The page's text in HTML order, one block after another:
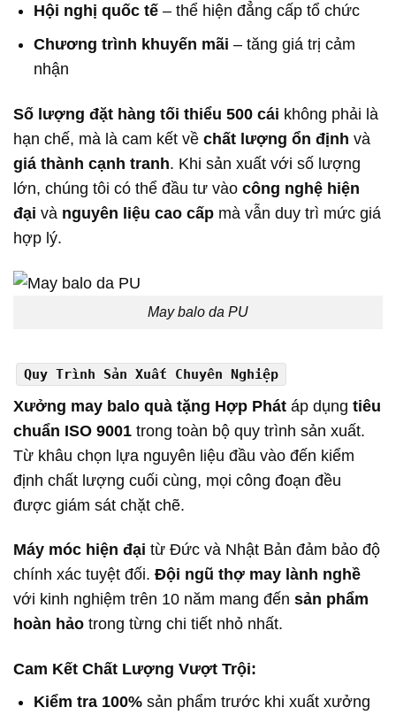
Hội nghị quốc tế– thể hiện đẳng cấp tổ chức
Chương trình khuyến mãi – tăng giá trị cảm
nhận
Số lượng đặt hàng tối thiểu 500 cái không phải là
hạn chế, mà là cam kết về chất lượng ổn định và
giá thành cạnh tranh. Khi sản xuất với số lượng
lớn, chúng tôi có thể đầu tư vào công nghệ hiện
đại và nguyên liệu cao cấp mà vẫn duy trì mức giá
hợp lý.
May balo da PU
Quy Trình Sản Xuất Chuyên Nghiệp
Xưởng may balo quà tặng Hợp Phát áp dụng tiêu
chuẩn ISO 9001 trong toàn bộ quy trình sản xuất.
Từ khâu chọn lựa nguyên liệu đầu vào đến kiểm
định chất lượng cuối cùng, mọi công đoạn đều
được giám sát chặt chẽ.
Máy móc hiện đại từ Đức và Nhật Bản đảm bảo độ
chính xác tuyệt đối. Đội ngũ thợ may lành nghề
với kinh nghiệm trên 10 năm mang đến sản phẩm
hoàn hảo trong từng chi tiết nhỏ nhất.
Cam Kết Chất Lượng Vượt Trội:
Kiểm tra 100%sản phẩm trước khi xuất xưởng